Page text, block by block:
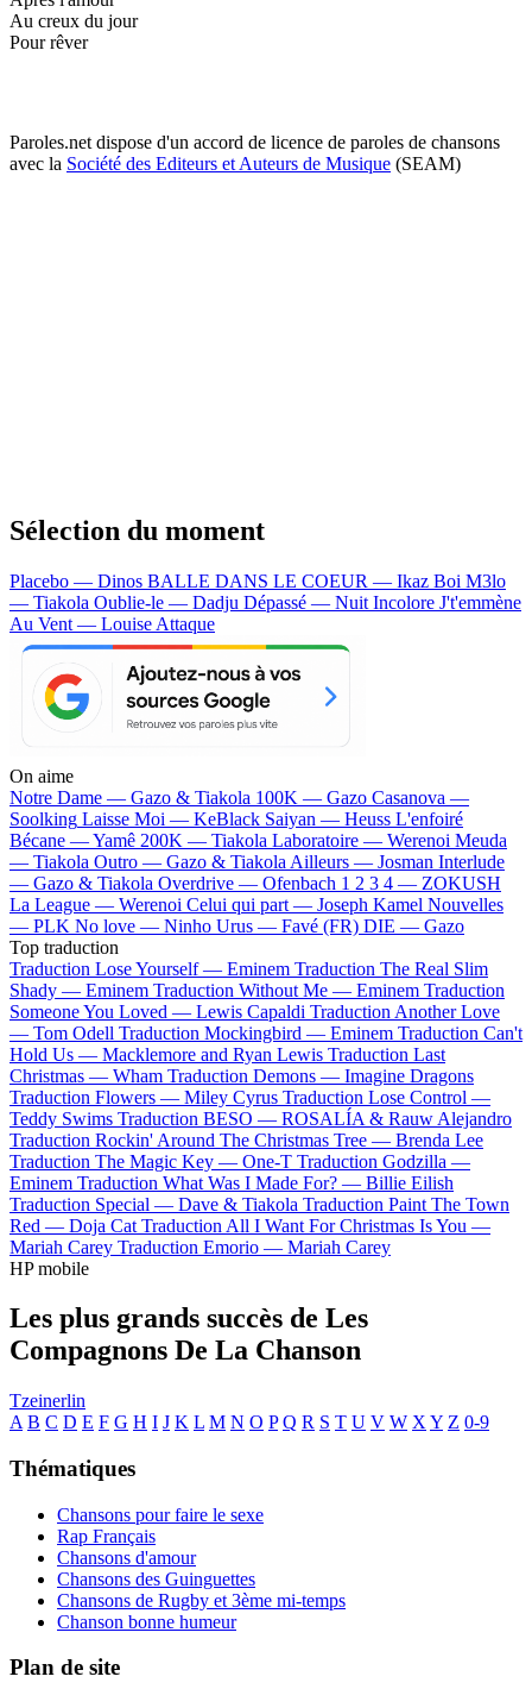
Au creux du jour
Pour rêver
Paroles.net dispose d'un accord de licence de paroles de chansons
avec la Société des Editeurs et Auteurs de Musique (SEAM)
Sélection du moment
Placebo — Dinos BALLE DANS LE COEUR — Ikaz Boi M3lo
— Tiakola Oublie-le — Dadju Dépassé — Nuit Incolore J't'emmène
Au Vent — Louise Attaque
On aime
Notre Dame — Gazo & Tiakola 100K — Gazo Casanova —
Soolking Laisse Moi — KeBlack Saiyan — Heuss L'enfoiré
Bécane —Yamê 200K — Tiakola Laboratoire — Werenoi Meuda
— Tiakola Outro — Gazo & Tiakola Ailleurs — Josman Interlude
— Gazo & Tiakola Overdrive — Ofenbach 1 2 3 4 — ZOKUSH
La League — Werenoi Celui qui part — Joseph Kamel Nouvelles
— PLK No love — Ninho Urus — Favé (FR) DIE — Gazo
Top traduction
Traduction Lose Yourself — Eminem Traduction The Real Slim
Shady — Eminem Traduction Without Me — Eminem Traduction
Someone You Loved — Lewis Capaldi Traduction Another Love
— Tom Odell Traduction Mockingbird — Eminem Traduction Can't
Hold Us — Macklemore and Ryan Lewis Traduction Last
Christmas — Wham Traduction Demons — Imagine Dragons
Traduction Flowers — Miley Cyrus Traduction Lose Control —
Teddy Swims Traduction BESO — ROSALÍA & Rauw Alejandro
Traduction Rockin' Around The Christmas Tree — Brenda Lee
Traduction The Magic Key — One-T Traduction Godzilla —
Eminem Traduction What Was I Made For? — Billie Eilish
Traduction Special — Dave & Tiakola Traduction Paint The Town
Red — Doja Cat Traduction All I Want For Christmas Is You —
Mariah Carey Traduction Emorio — Mariah Carey
HP mobile
Les plus grands succès de Les
Compagnons De La Chanson
Tzeinerlin
A B C D E F G H I J K L M N O P Q R S T U V W X Y Z 0-9
Thématiques
Chansons pour faire le sexe
Rap Français
Chansons d'amour
Chansons des Guinguettes
Chansons de Rugby et 3ème mi-temps
Chanson bonne humeur
Plan de site